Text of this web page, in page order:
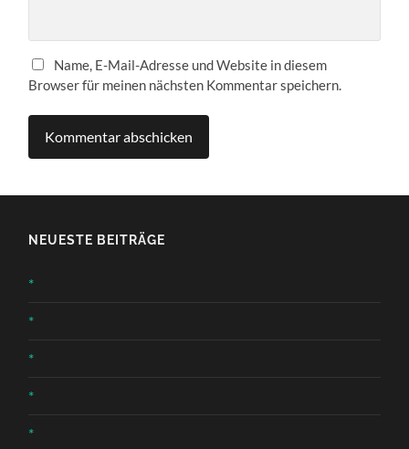
Name, E-Mail-Adresse und Website in diesem
Browser für meinen nächsten Kommentar speichern.
NEUESTE BEITRÄGE
*
*
*
*
*